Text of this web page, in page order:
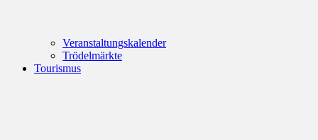
Veranstaltungskalender
Trödelmärkte
Tourismus